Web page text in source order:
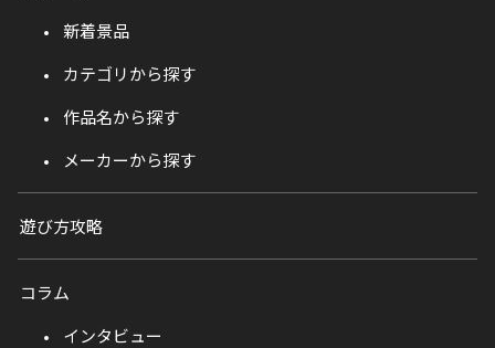
新着景品
カテゴリから探す
作品名から探す
メーカーから探す
遊び方攻略
コラム
インタビュー